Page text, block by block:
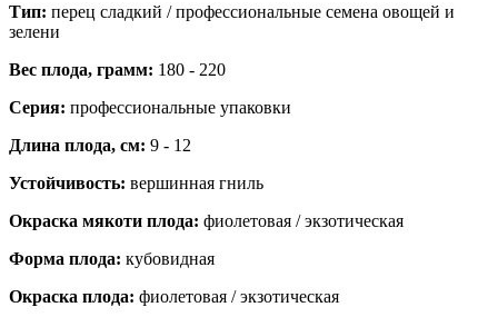
Тип: перец сладкий / профессиональные семена овощей и
зелени
Вес плода, грамм: 180 - 220
Серия: профессиональные упаковки
Длина плода, см: 9 - 12
Устойчивость: вершинная гниль
Окраска мякоти плода: фиолетовая / экзотическая
Форма плода: кубовидная
Окраска плода: фиолетовая / экзотическая